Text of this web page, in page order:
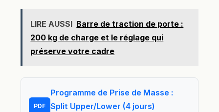
LIRE AUSSI Barre de traction de porte :
200 kg de charge et le réglage qui
préserve votre cadre
PDF
Programme de Prise de Masse :
Split Upper/Lower (4 jours)